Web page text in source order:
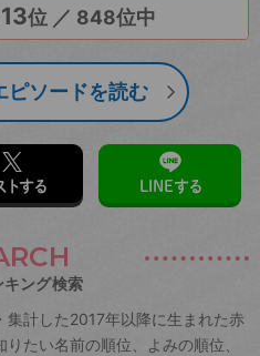
位 ／ 848位中
ピソードを読む
トする LINEする
キング検索
計した2017年以降に生まれた赤
たい名前の順位、よみの順位、